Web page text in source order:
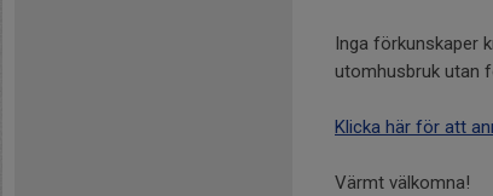
Inga förkunskaper
utomhusbruk utan
Klicka här för att
Värmt välkomna!